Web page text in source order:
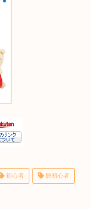
初心者 脱初心者